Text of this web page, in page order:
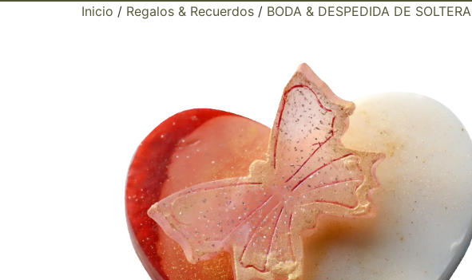
Inicio / Regalos & Recuerdos / BODA & DESPEDIDA DE SOLTERA